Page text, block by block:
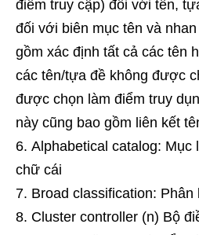
điểm truy cập) đối với tên,
đối với biên mục tên và
gồm xác định tất cả các tên
các tên/tựa đề không được
được chọn làm điểm truy
này cũng bao gồm liên kết
Alphabetical catalog: Mục
chữ cái
Broad classification: Phân
Cluster controller (n) Bộ